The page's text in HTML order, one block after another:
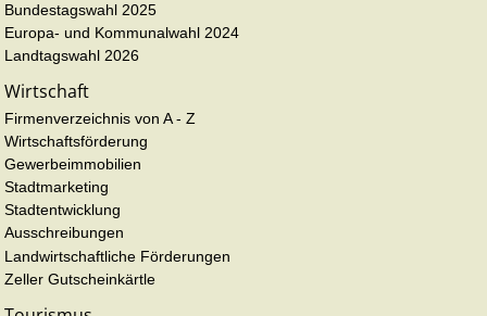
Bundestagswahl 2025
Europa- und Kommunalwahl 2024
Landtagswahl 2026
Wirtschaft
Firmenverzeichnis von A - Z
Wirtschaftsförderung
Gewerbeimmobilien
Stadtmarketing
Stadtentwicklung
Ausschreibungen
Landwirtschaftliche Förderungen
Zeller Gutscheinkärtle